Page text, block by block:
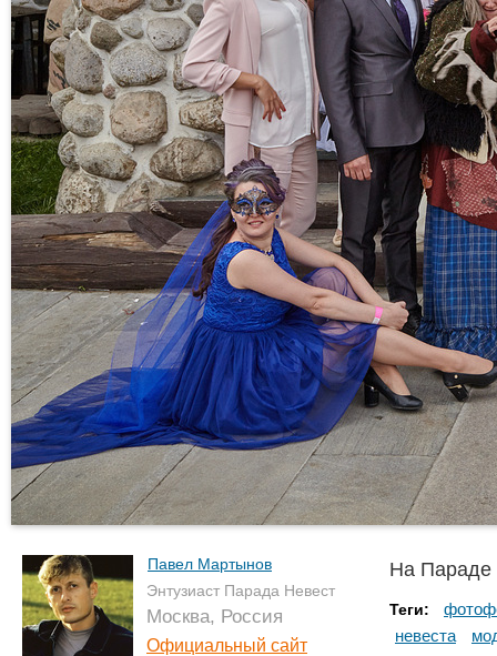
Павел Мартынов
Энтузиаст Парада Невест
Москва, Россия
Официальный сайт
На Параде
Теги:
невеста